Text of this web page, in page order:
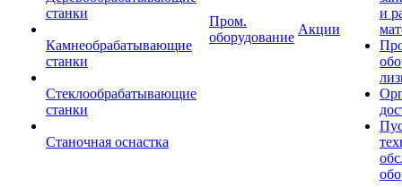
станки
Камнеобрабатывающие
станки
Стеклообрабатывающие
станки
Станочная оснастка
Пром.
оборудование
Акции
и